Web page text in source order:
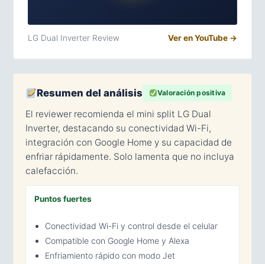
LG Dual Inverter Review Ver en YouTube →
Resumen del análisis Valoración positiva
El reviewer recomienda el mini split LG Dual
Inverter, destacando su conectividad Wi-Fi,
integración con Google Home y su capacidad de
enfriar rápidamente. Solo lamenta que no incluya
calefacción.
Puntos fuertes
Conectividad Wi-Fi y control desde el celular
Compatible con Google Home y Alexa
Enfriamiento rápido con modo Jet